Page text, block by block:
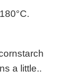
a little..